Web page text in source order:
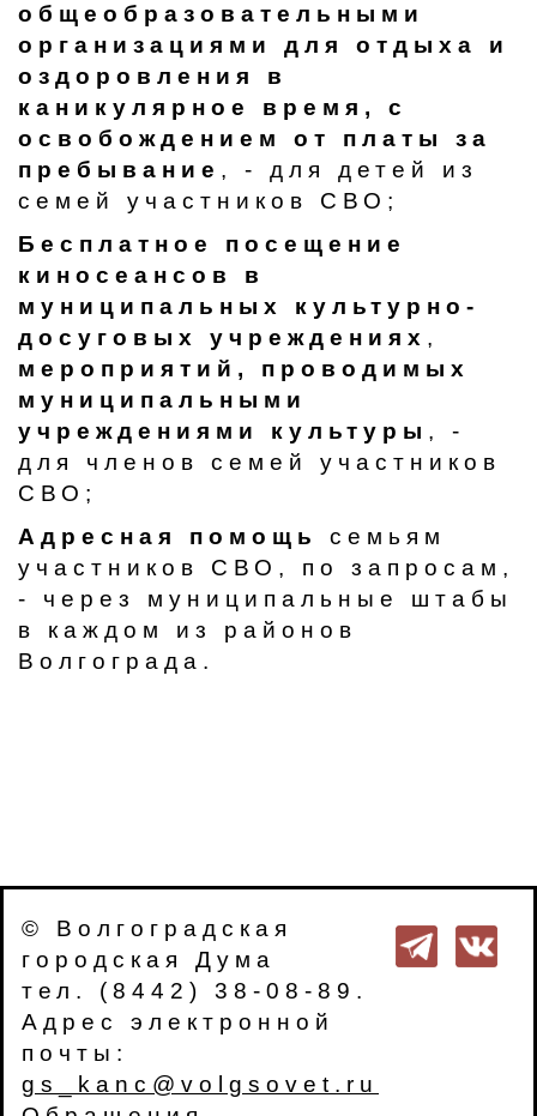
общеобразовательными
организациями для отдыха и
оздоровления в
каникулярное время, с
освобождением от платы за
пребывание , - для детей из
семей участников СВО;
Бесплатное посещение
киносеансов в
муниципальных культурно-
досуговых учреждениях ,
мероприятий, проводимых
муниципальными
учреждениями культуры , -
для членов семей участников
СВО;
Адресная помощь
семьям
участников СВО, по запросам,
- через муниципальные штабы
в каждом из районов
Волгограда.
© Волгоградская
городская Дума
тел. (8442) 38-08-89.
Адрес электронной
почты:
gs_kanc@volgsovet.ru